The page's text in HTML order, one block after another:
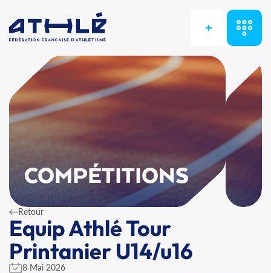
+
COMPÉTITIONS
Retour
Equip Athlé Tour
Printanier U14/u16
8 Mai 2026